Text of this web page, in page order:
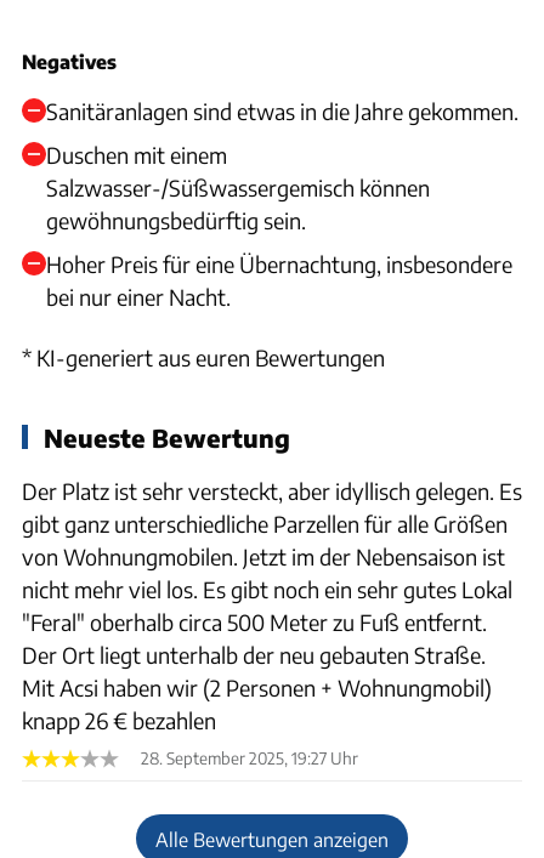
Negatives
Sanitäranlagen sind etwas in die Jahre gekommen.
Duschen mit einem
Salzwasser-/Süßwassergemisch können
gewöhnungsbedürftig sein.
Hoher Preis für eine Übernachtung, insbesondere
bei nur einer Nacht.
* KI-generiert aus euren Bewertungen
Neueste Bewertung
Der Platz ist sehr versteckt, aber idyllisch gelegen. Es
gibt ganz unterschiedliche Parzellen für alle Größen
von Wohnungmobilen. Jetzt im der Nebensaison ist
nicht mehr viel los. Es gibt noch ein sehr gutes Lokal
"Feral" oberhalb circa 500 Meter zu Fuß entfernt.
Der Ort liegt unterhalb der neu gebauten Straße.
Mit Acsi haben wir (2 Personen + Wohnungmobil)
knapp 26 € bezahlen
28. September 2025, 19:27 Uhr
Alle Bewertungen anzeigen